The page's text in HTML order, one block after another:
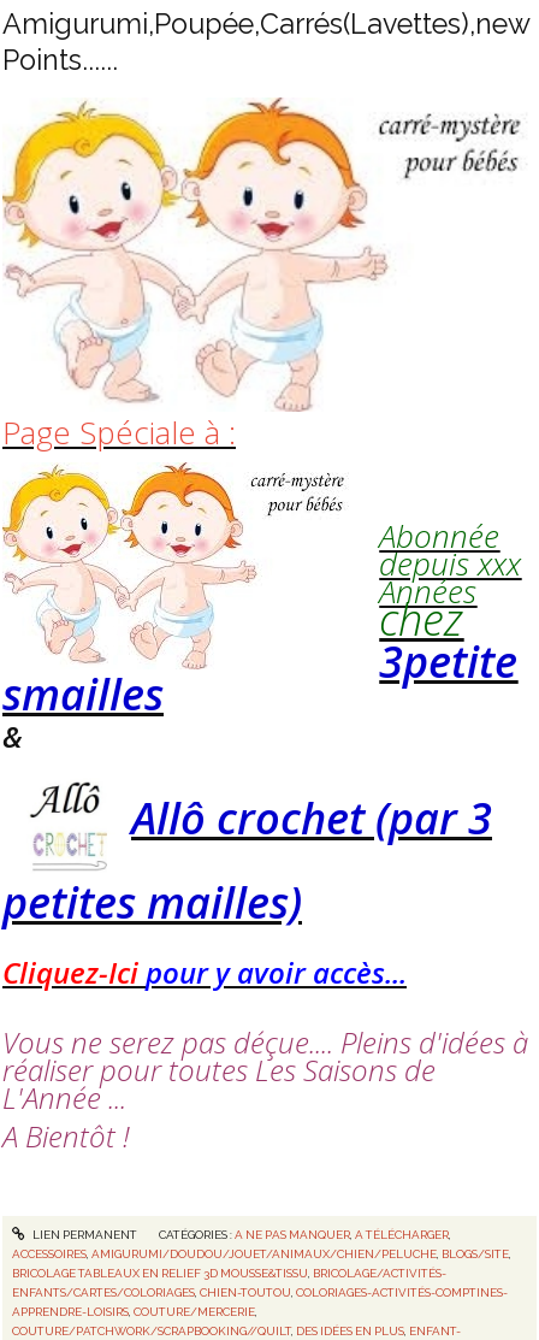
Amigurumi,Poupée,Carrés(Lavettes),new
Points......
Page Spéciale à :
Abonnée
depuis xxx
Années
chez
3petite
smailles
&
Allô crochet (par 3
petites mailles)
Cliquez-Icipour y avoir accès...
Vous ne serez pas déçue.... Pleins d'idées à
réaliser pour toutes Les Saisons de
L'Année ...
A Bientôt !
LIEN PERMANENT CATÉGORIES :A NE PAS MANQUER, A TÉLÉCHARGER,
ACCESSOIRES,AMIGURUMI/DOUDOU/JOUET/ANIMAUX/CHIEN/PELUCHE, BLOGS/SITE,
BRICOLAGE TABLEAUX EN RELIEF 3D MOUSSE&TISSU, BRICOLAGE/ACTIVITÉS-
ENFANTS/CARTES/COLORIAGES,CHIEN-TOUTOU,COLORIAGES-ACTIVITÉS-COMPTINES-
APPRENDRE-LOISIRS,COUTURE/MERCERIE,
COUTURE/PATCHWORK/SCRAPBOOKING//QUILT, DES IDÉES EN PLUS, ENFANT-